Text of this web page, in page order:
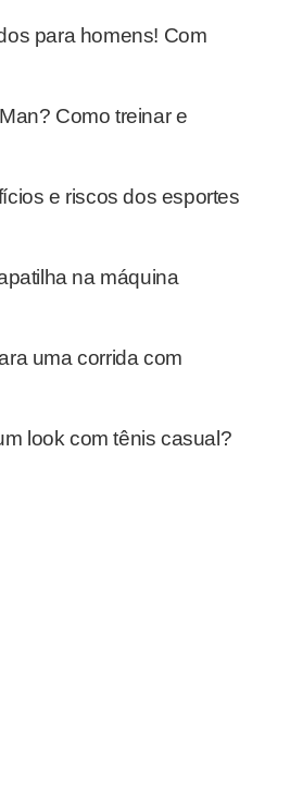
para homens! Com
Como treinar e
e riscos dos esportes
na máquina
uma corrida com
look com tênis casual?